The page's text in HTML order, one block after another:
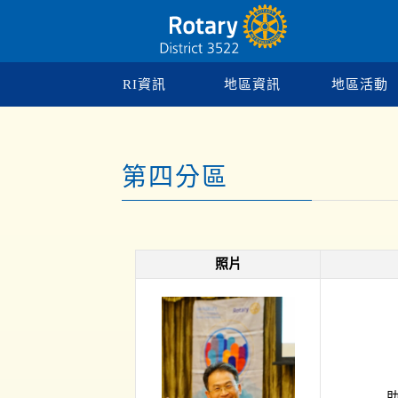
RI資訊 地區資訊 地區活動
第四分區
照片